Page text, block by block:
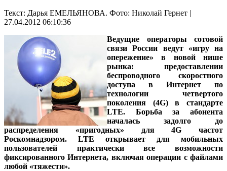
Текст: Дарья ЕМЕЛЬЯНОВА. Фото: Николай Гернет |
27.04.2012 06:10:36
Ведущие операторы сотовой
связи России ведут «игру на
опережение» в новой нише
рынка: предоставлении
беспроводного скоростного
доступа в Интернет по
технологии четвертого
поколения (4G) в стандарте
LTE. Борьба за абонента
началась задолго до
распределения «пригодных» для 4G частот
Роскомнадзором. LTE открывает для мобильных
пользователей практически все возможности
фиксированного Интернета, включая операции с файлами
любой «тяжести».